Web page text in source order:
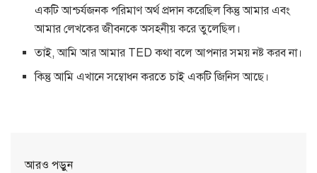
একটি আশ্চর্যজনক পরিমাণ অর্থ প্রদান করেছিল কিন্তু আমার এবং
আমার লেখকের জীবনকে অসহনীয় করে তুলেছিল।
তাই, আমি আর আমার TED কথা বলে আপনার সময় নষ্ট করব না।
কিন্তু আমি এখানে সম্বোধন করতে চাই একটি জিনিস আছে।
আরও পড়ুন